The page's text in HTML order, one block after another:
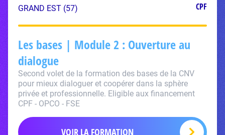
GRAND EST (57) CPF
Les bases | Module 2 : Ouverture au
dialogue
Second volet de la formation des bases de la CNV
pour mieux dialoguer et coopérer dans la sphère
privée et professionnelle. Eligible aux financement
CPF - OPCO - FSE
VOIR LA FORMATION